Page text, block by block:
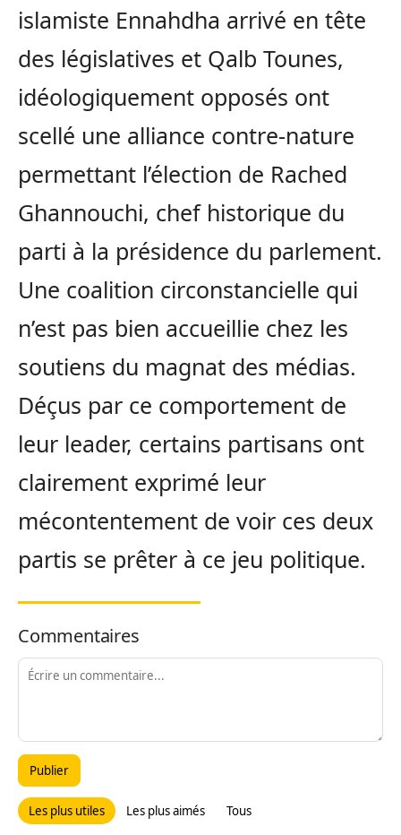
islamiste Ennahdha arrivé en tête
des législatives et Qalb Tounes,
idéologiquement opposés ont
scellé une alliance contre-nature
permettant l’élection de Rached
Ghannouchi, chef historique du
parti à la présidence du parlement.
Une coalition circonstancielle qui
n’est pas bien accueillie chez les
soutiens du magnat des médias.
Déçus par ce comportement de
leur leader, certains partisans ont
clairement exprimé leur
mécontentement de voir ces deux
partis se prêter à ce jeu politique.
Commentaires
Publier
Les plus utiles Les plus aimés Tous